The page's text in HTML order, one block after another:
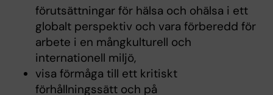
förutsättningar för hälsa och ohälsa i ett
globalt perspektiv och vara förberedd för
arbete i en mångkulturell och
internationell miljö,
visa förmåga till ett kritiskt
förhållningssätt och på